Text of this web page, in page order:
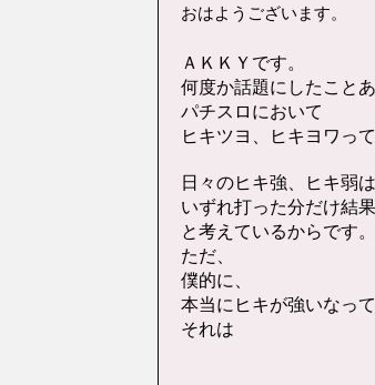
おはようございます。
ＡＫＫＹです。
何度か話題にしたこと
パチスロにおいて
ヒキツヨ、ヒキヨワっ
日々のヒキ強、ヒキ弱は
いずれ打った分だけ結
と考えているからです。
ただ、
僕的に、
本当にヒキが強いなっ
それは